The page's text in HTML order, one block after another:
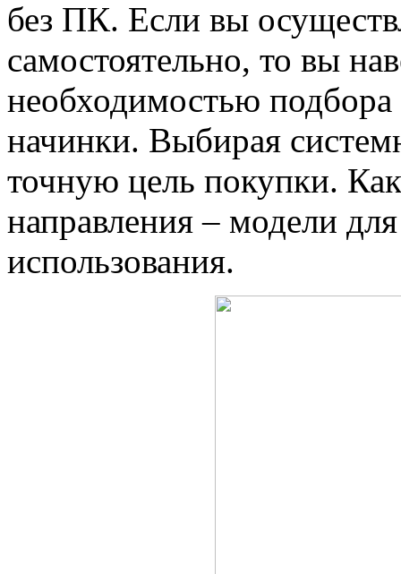
без ПК. Если вы
самостоятельно, то вы
необходимостью подбора
начинки. Выбирая
точную цель покупки.
направления – модели
использования.